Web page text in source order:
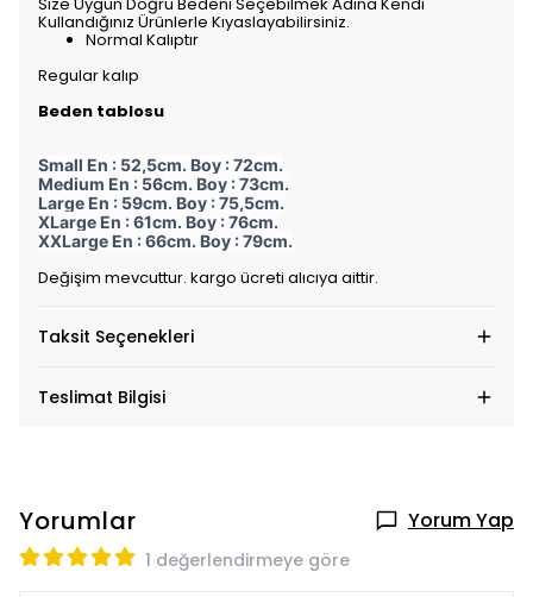
Kullandığınız Ürünlerle Kıyaslayabilirsiniz.
Normal Kalıptır
Regular kalıp
Beden tablosu
Small En : 52,5cm. Boy : 72cm.
Medium En : 56cm. Boy : 73cm.
Large En : 59cm. Boy : 75,5cm.
XLarge En : 61cm. Boy : 76cm.
XXLarge En : 66cm. Boy : 79cm.
Değişim mevcuttur. kargo ücreti alıcıya aittir.
Taksit Seçenekleri
Teslimat Bilgisi
Yorumlar Yorum Yap
1 değerlendirmeye göre